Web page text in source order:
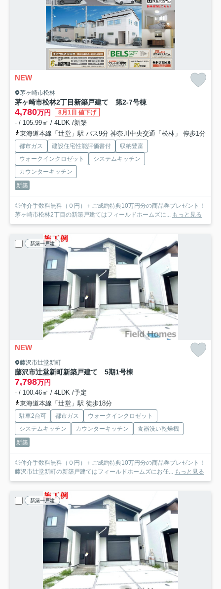
NEW
茅ヶ崎市松林
茅ヶ崎市松林2丁目新築戸建て 第2-7号棟
4,780万円 8月1日 値下げ
- / 105.99㎡ / 4LDK /新築
東海道本線「辻堂」駅 バス9分 神奈川中央交通「松林」 停歩1分
都市ガス 建設住宅性能評価書付
収納豊富
ウォークインクロゼット
システムキッチン
カウンターキッチン
新築
◎仲介手数料無料（０円）＋ご成約特典10万円分の商品券プレゼント！
茅ヶ崎市松林2丁目の新築戸建てはフィールドホームズに... もっと見る
新築一戸建
NEW
藤沢市辻堂新町
藤沢市辻堂新町新築戸建て 5期1号棟
7,798万円
- / 100.46㎡ / 4LDK /予定
東海道本線「辻堂」駅 徒歩18分
駐車2台可 都市ガス
ウォークインクロゼット
システムキッチン
カウンターキッチン
食器洗い乾燥機
新築
◎仲介手数料無料（０円）＋ご成約特典10万円分の商品券プレゼント！
藤沢市辻堂新町の新築戸建てはフィールドホームズにお任... もっと見る
新築一戸建